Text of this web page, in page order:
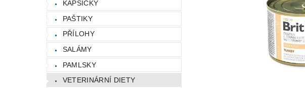
KAPSIČKY
PAŠTIKY
PŘÍLOHY
SALÁMY
PAMLSKY
VETERINÁRNÍ DIETY